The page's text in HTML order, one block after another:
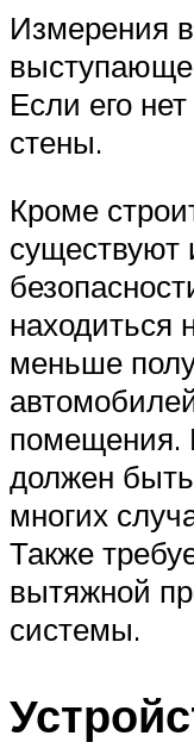
Измерения
Если его
стены.
Кроме
существуют
находиться
меньше
помещения.
должен
многих
Также
вытяжной
системы.